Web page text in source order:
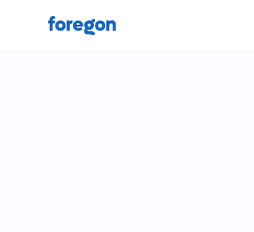
Foregon.com